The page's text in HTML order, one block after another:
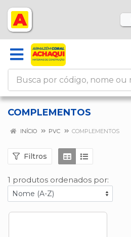
COMPLEMENTOS
INÍCIO PVC COMPLEMENTOS
Filtros
1 produtos ordenados por: